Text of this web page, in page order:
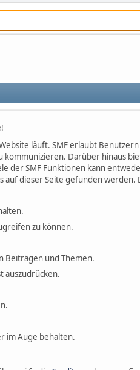
läuft. SMF erlaubt
Darüber hinaus
der SMF Funktionen kann
auf dieser Seite gefunden werden.
zu können.
Beiträgen und Themen.
auszudrücken.
im Auge behalten.